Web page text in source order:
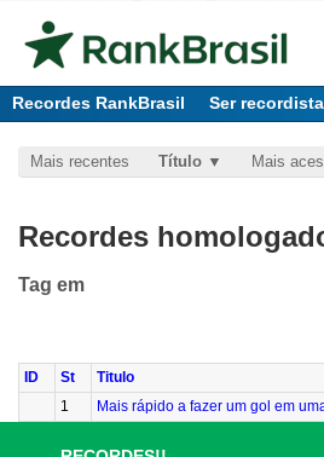
Recordes RankBrasil Ser recordista
Mais recentes Título Mais
Recordes
Tag em
ID St
Titulo
1
Mais rápido a fazer um gol em